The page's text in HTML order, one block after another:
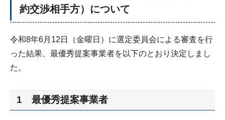
約交渉相手方）について
令和8年6月12日（金曜日）に選定委員会による審査を行
った結果、最優秀提案事業者を以下のとおり決定しまし
た。
1 最優秀提案事業者